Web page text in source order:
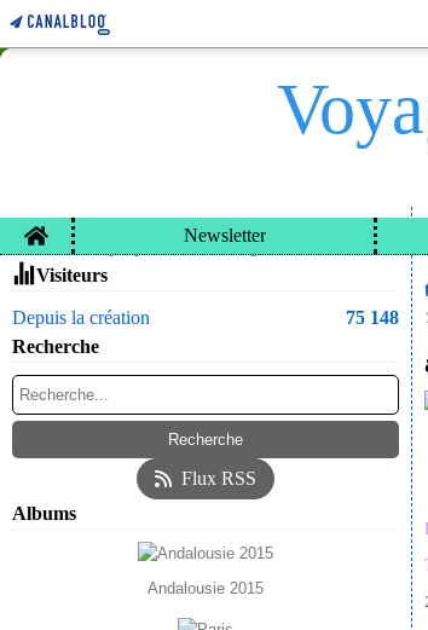
Home Newsletter
Contacter le propriétaire du blog
Visiteurs
Depuis la création
75 148
Recherche
Flux RSS
Albums
Andalousie 2015